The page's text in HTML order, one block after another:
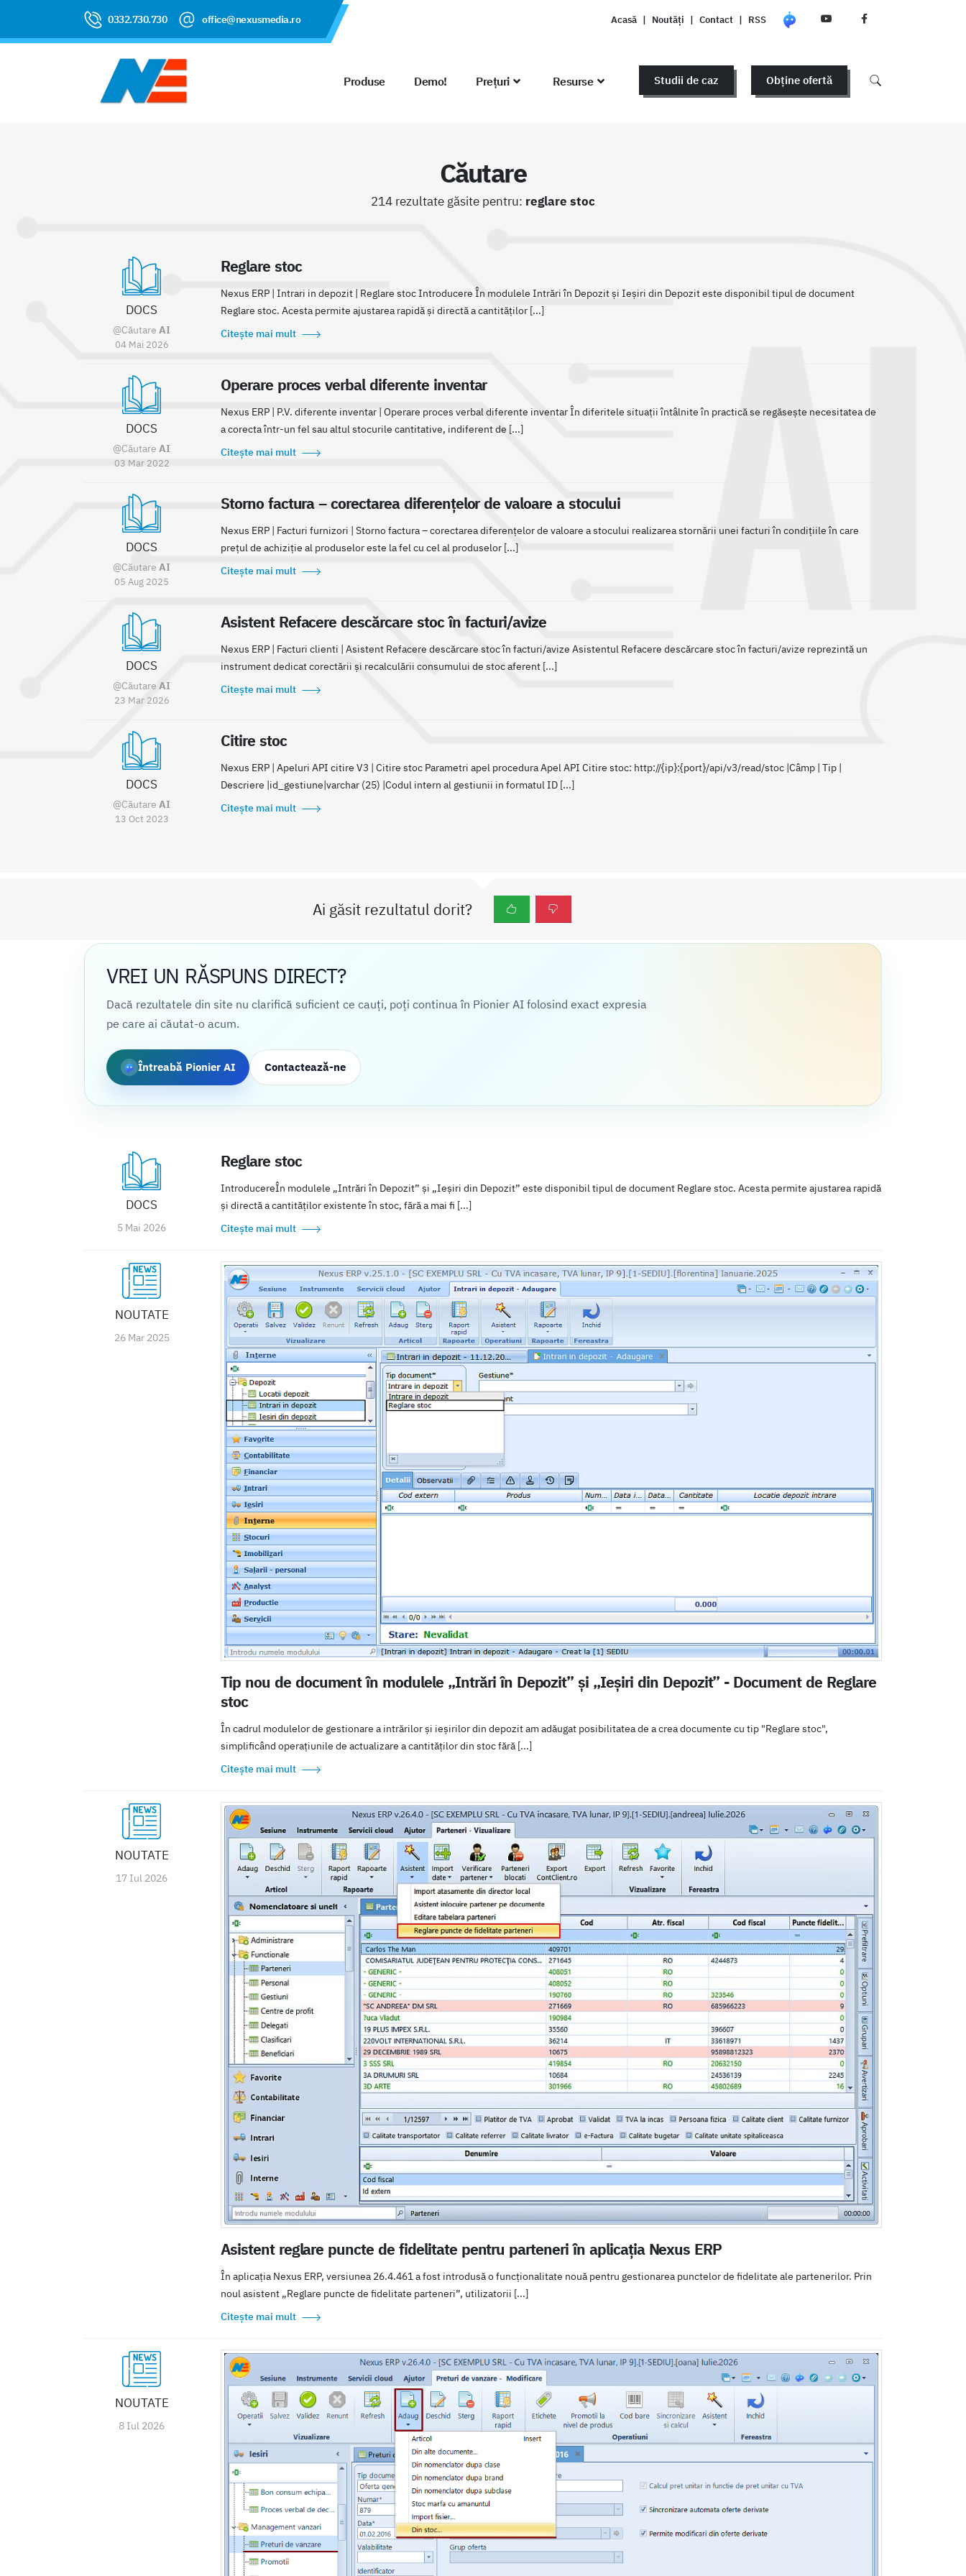
0332.730.730 office@nexusmedia.ro Acasă | Noutăți | Contact | RSS
Produse Demo! Prețuri Resurse Studii de caz Obține ofertă
Căutare
214 rezultate găsite pentru: reglare stoc
DOCS
@Căutare AI
04 Mai 2026
Reglare stoc
Nexus ERP | Intrari in depozit | Reglare stoc Introducere În modulele Intrări în Depozit și Ieșiri din Depozit este disponibil tipul de document
Reglare stoc. Acesta permite ajustarea rapidă și directă a cantităților [...]
Citește mai mult
DOCS
@Căutare AI
03 Mar 2022
Operare proces verbal diferente inventar
Nexus ERP | P.V. diferente inventar | Operare proces verbal diferente inventar În diferitele situații întâlnite în practică se regăsește necesitatea de
a corecta într-un fel sau altul stocurile cantitative, indiferent de [...]
Citește mai mult
DOCS
@Căutare AI
05 Aug 2025
Storno factura – corectarea diferențelor de valoare a stocului
Nexus ERP | Facturi furnizori | Storno factura – corectarea diferențelor de valoare a stocului realizarea stornării unei facturi în condițiile în care
prețul de achiziție al produselor este la fel cu cel al produselor [...]
Citește mai mult
DOCS
@Căutare AI
23 Mar 2026
Asistent Refacere descărcare stoc în facturi/avize
Nexus ERP | Facturi clienti | Asistent Refacere descărcare stoc în facturi/avize Asistentul Refacere descărcare stoc în facturi/avize reprezintă un
instrument dedicat corectării și recalculării consumului de stoc aferent [...]
Citește mai mult
DOCS
@Căutare AI
13 Oct 2023
Citire stoc
Nexus ERP | Apeluri API citire V3 | Citire stoc Parametri apel procedura Apel API Citire stoc: http://{ip}:{port}/api/v3/read/stoc |Câmp | Tip |
Descriere |id_gestiune|varchar (25) |Codul intern al gestiunii in formatul ID [...]
Citește mai mult
Ai găsit rezultatul dorit?
VREI UN RĂSPUNS DIRECT?
Dacă rezultatele din site nu clarifică suficient ce cauți, poți continua în Pionier AI folosind exact expresia
pe care ai căutat-o acum.
Întreabă Pionier AI Contactează-ne
DOCS
5 Mai 2026
Reglare stoc
IntroducereÎn modulele „Intrări în Depozit” și „Ieșiri din Depozit” este disponibil tipul de document Reglare stoc. Acesta permite ajustarea rapidă
și directă a cantităților existente în stoc, fără a mai fi [...]
Citește mai mult
NOUTATE
26 Mar 2025
Tip nou de document în modulele „Intrări în Depozit” și „Ieșiri din Depozit” - Document de Reglare
stoc
În cadrul modulelor de gestionare a intrărilor și ieșirilor din depozit am adăugat posibilitatea de a crea documente cu tip "Reglare stoc",
simplificând operațiunile de actualizare a cantităților din stoc fără [...]
Citește mai mult
NOUTATE
17 Iul 2026
Asistent reglare puncte de fidelitate pentru parteneri în aplicația Nexus ERP
În aplicația Nexus ERP, versiunea 26.4.461 a fost introdusă o funcționalitate nouă pentru gestionarea punctelor de fidelitate ale partenerilor. Prin
noul asistent „Reglare puncte de fidelitate parteneri”, utilizatorii [...]
Citește mai mult
NOUTATE
8 Iul 2026